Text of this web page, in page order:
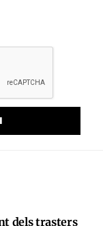
dels trasters